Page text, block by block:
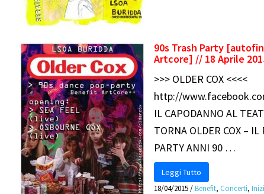
90s Trash Party
Artcore] // 18 Aprile
>>> OLDER COX <<<<
http://
IL CAPODANNO AL
TORNA OLDER COX – IL
PARTY ANNI 90 …
Leggi Tutto
18/04/2015/Benefit, Concerti,